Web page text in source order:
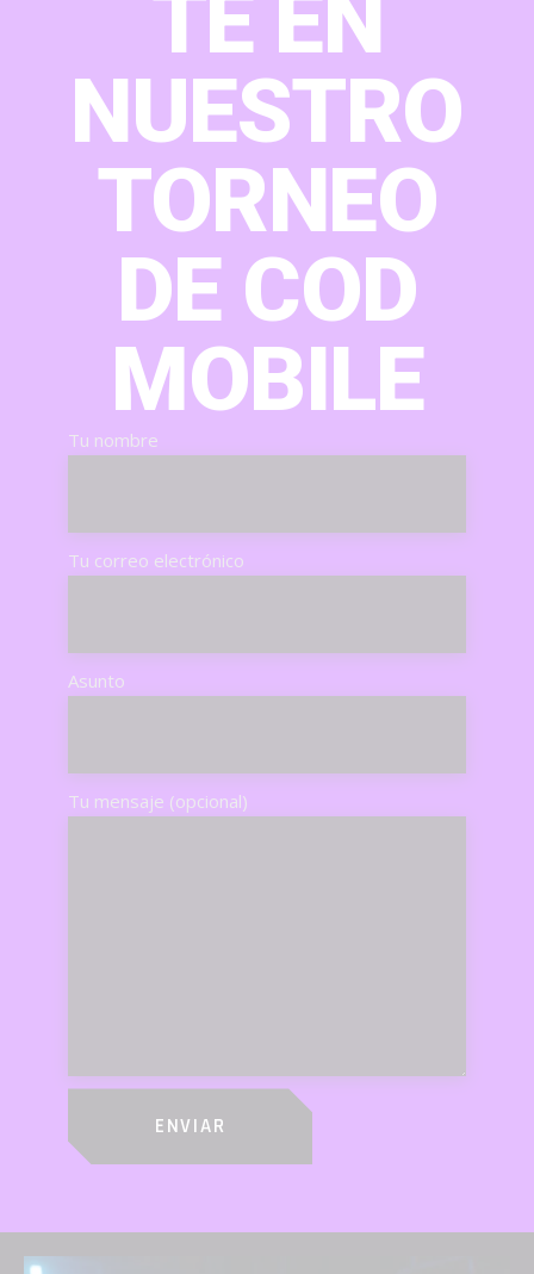
TE EN
NUESTRO
TORNEO
DE COD
MOBILE
Tu nombre
Tu correo electrónico
Asunto
Tu mensaje (opcional)
ENVIAR